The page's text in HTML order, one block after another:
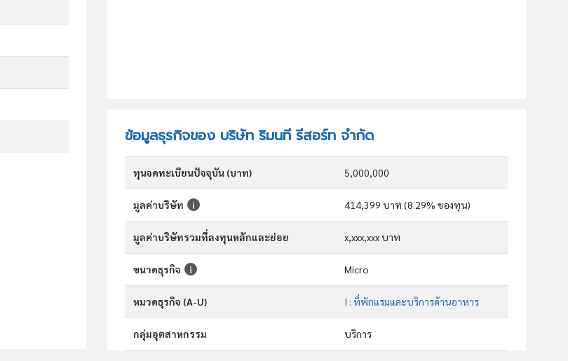
ข้อมูลธุรกิจของ บริษัท ริมนที รีสอร์ท จำกัด
ทุนจดทะเบียนปัจจุบัน (บาท) 5,000,000
มูลค่าบริษัท 414,399 บาท (8.29% ของทุน)
มูลค่าบริษัทรวมที่ลงทุนหลักและย่อย x,xxx,xxx บาท
ขนาดธุรกิจ Micro
หมวดธุรกิจ (A-U) I : ที่พักแรมและบริการด้านอาหาร
กลุ่มอุตสาหกรรม บริการ